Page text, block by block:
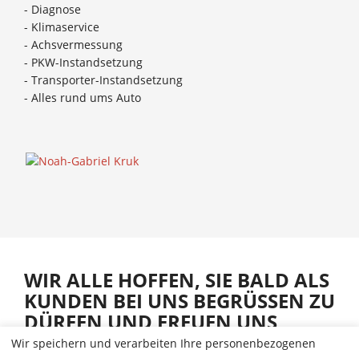
- Diagnose
- Klimaservice
- Achsvermessung
- PKW-Instandsetzung
- Transporter-Instandsetzung
- Alles rund ums Auto
WIR ALLE HOFFEN, SIE BALD ALS
KUNDEN BEI UNS BEGRÜSSEN ZU D
ÜRFEN UND FREUEN UNS D
ARAUF, IHNEN UND IHREM A
Wir speichern und verarbeiten Ihre personenbezogenen